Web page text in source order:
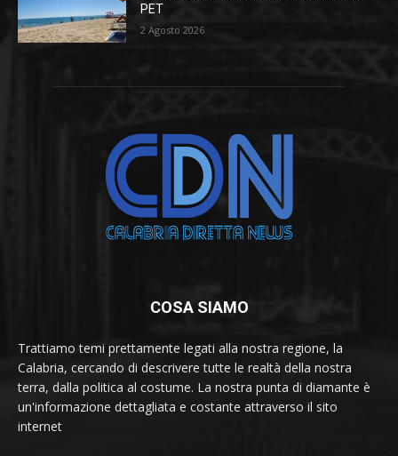
PET
2 Agosto 2026
COSA SIAMO
Trattiamo temi prettamente legati alla nostra regione, la
Calabria, cercando di descrivere tutte le realtà della nostra
terra, dalla politica al costume. La nostra punta di diamante è
un'informazione dettagliata e costante attraverso il sito
internet